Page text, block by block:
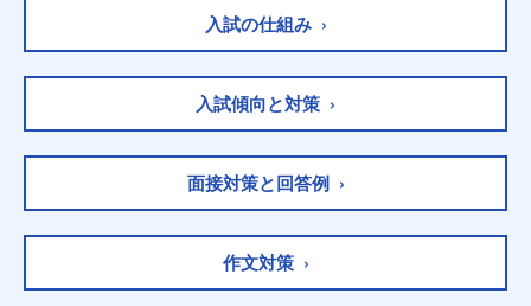
入試の仕組み ›
入試傾向と対策 ›
面接対策と回答例 ›
作文対策 ›